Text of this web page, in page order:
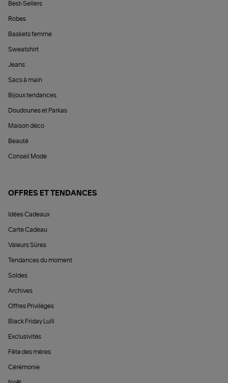
Best-Sellers
Robes
Baskets femme
Sweatshirt
Jeans
Sacs à main
Bijoux tendances
Doudounes et Parkas
Maison déco
Beauté
Conseil Mode
OFFRES ET TENDANCES
Idées Cadeaux
Carte Cadeau
Valeurs Sûres
Tendances du moment
Soldes
Archives
Offres Privilèges
Black Friday Lulli
Exclusivités
Fête des mères
Cérémonie